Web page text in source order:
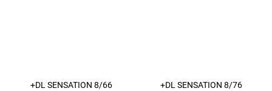
+DL SENSATION 8/66
+DL SENSATION 8/76